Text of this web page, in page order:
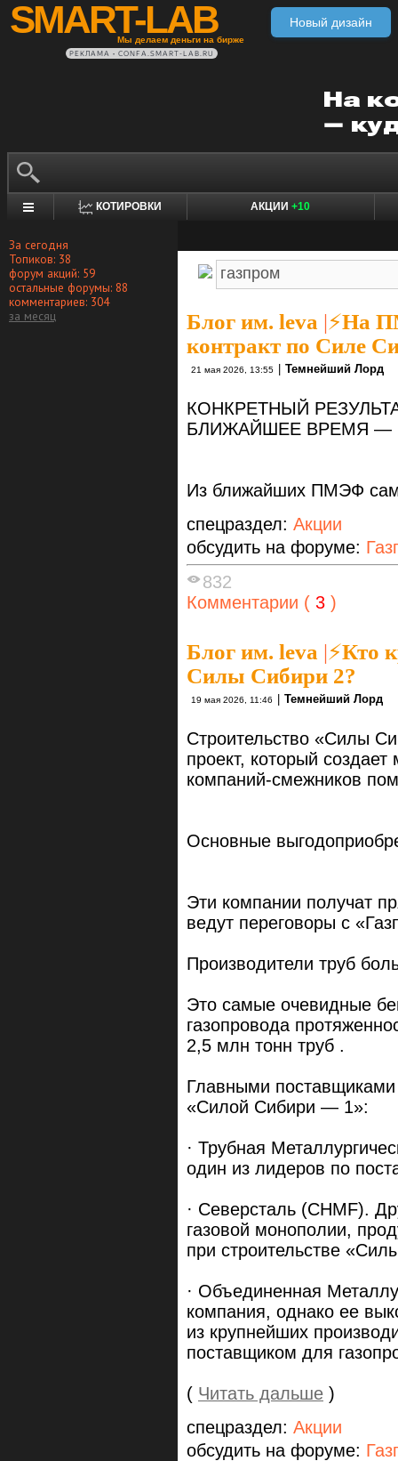
SMART-LAB
Мы делаем деньги на бирже
Новый дизайн
РЕКЛАМА • CONFA.SMART-LAB.RU
КОТИРОВКИ АКЦИИ +10
За сегодня
Топиков: 38
форум акций: 59
остальные форумы: 88
комментариев: 304
за месяц
Блог им. leva |⚡На
контракт по Силе
21 мая 2026, 13:55 Темнейший Лорд
КОНКРЕТНЫЙ
БЛИЖАЙШЕЕ ВРЕМЯ —
Из ближайших ПМЭФ
спецраздел: Акции
обсудить на форуме:
832
Комментарии ( 3 )
Блог им. leva |⚡Кто
Силы Сибири 2?
19 мая 2026, 11:46 | Темнейший Лорд
Строительство «Силы
проект, который
компаний-смежников
Основные
Эти компании получат
ведут переговоры с
Производители труб
Это самые очевидные
газопровода
2,5 млн тонн труб .
Главными
«Силой Сибири — 1»:
· Трубная
один из лидеров по
· Северсталь (CHMF).
газовой монополии,
при строительстве
· Объединенная
компания, однако ее
из крупнейших
поставщиком для
( Читать дальше )
спецраздел: Акции
обсудить на форуме: